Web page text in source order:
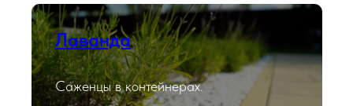
Лаванда
Саженцы в контейнерах.